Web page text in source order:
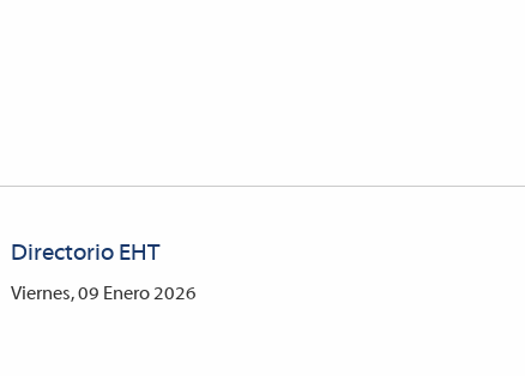
Directorio EHT
Viernes, 09 Enero 2026